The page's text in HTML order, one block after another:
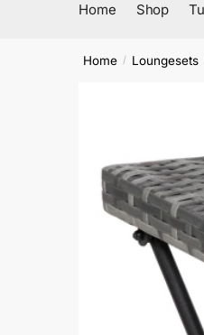
Home Shop
Home / Loungesets